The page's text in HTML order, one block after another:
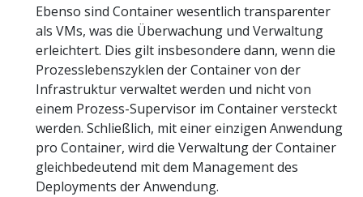
Ebenso sind Container wesentlich transparenter
als VMs, was die Überwachung und Verwaltung
erleichtert. Dies gilt insbesondere dann, wenn die
Prozesslebenszyklen der Container von der
Infrastruktur verwaltet werden und nicht von
einem Prozess-Supervisor im Container versteckt
werden. Schließlich, mit einer einzigen Anwendung
pro Container, wird die Verwaltung der Container
gleichbedeutend mit dem Management des
Deployments der Anwendung.